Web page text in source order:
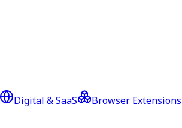
Digital & SaaS Browser Extensions